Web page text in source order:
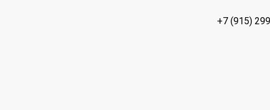
+7 (915)